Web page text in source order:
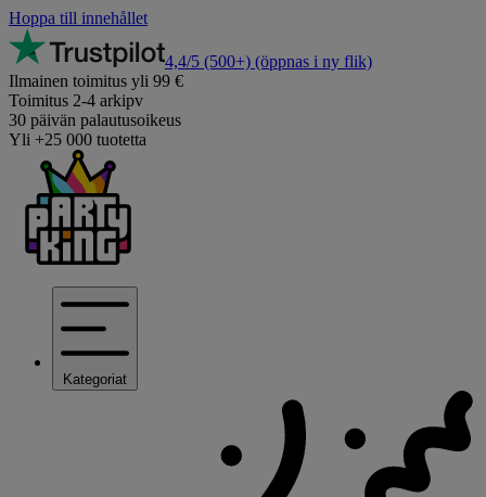
Hoppa till innehållet
4,4/5 (500+) (öppnas i ny flik)
Ilmainen toimitus yli 99 €
Toimitus 2-4 arkipv
30 päivän palautusoikeus
Yli +25 000 tuotetta
Kategoriat